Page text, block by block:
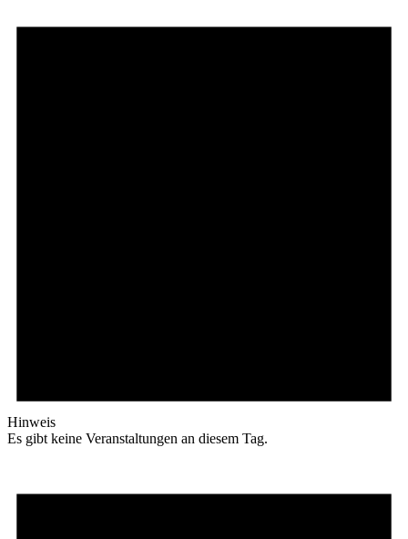
Hinweis
Es gibt keine Veranstaltungen an diesem Tag.